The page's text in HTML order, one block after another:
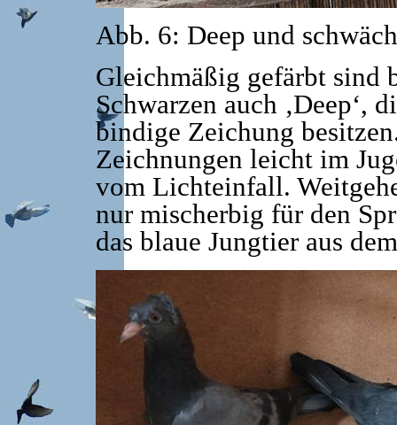
Abb. 6: Deep und
Gleichmäßig gefärbt sind
Schwarzen auch ‚Deep‘,
bindige Zeichung
Zeichnungen leicht im
vom Lichteinfall.
nur mischerbig für den
das blaue Jungtier aus